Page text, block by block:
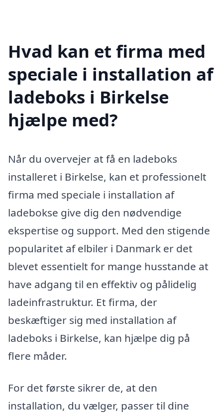
Hvad kan et firma med
speciale i installation af
ladeboks i Birkelse
hjælpe med?
Når du overvejer at få en ladeboks
installeret i Birkelse, kan et professionelt
firma med speciale i installation af
ladebokse give dig den nødvendige
ekspertise og support. Med den stigende
popularitet af elbiler i Danmark er det
blevet essentielt for mange husstande at
have adgang til en effektiv og pålidelig
ladeinfrastruktur. Et firma, der
beskæftiger sig med installation af
ladeboks i Birkelse, kan hjælpe dig på
flere måder.
For det første sikrer de, at den
installation, du vælger, passer til dine